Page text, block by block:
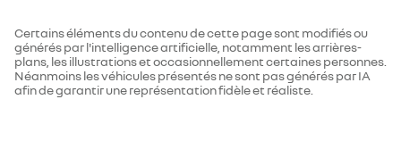
Certains éléments du contenu de cette page sont modifiés ou
générés par l'intelligence artificielle, notamment les arrières-
plans, les illustrations et occasionnellement certaines personnes.
Néanmoins les véhicules présentés ne sont pas générés par IA
afin de garantir une représentation fidèle et réaliste.